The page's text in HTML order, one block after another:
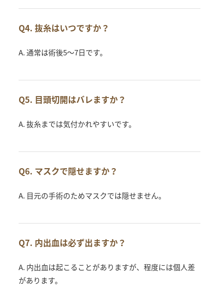
Q4. 抜糸はいつですか？
A. 通常は術後5〜7日です。
Q5. 目頭切開はバレますか？
A. 抜糸までは気付かれやすいです。
Q6. マスクで隠せますか？
A. 目元の手術のためマスクでは隠せません。
Q7. 内出血は必ず出ますか？
A. 内出血は起こることがありますが、程度には個人差
があります。